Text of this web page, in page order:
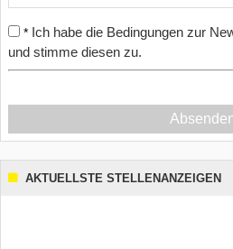
* Ich habe die Bedingungen zur
und stimme diesen zu.
AKTUELLSTE STELLENANZEIGEN